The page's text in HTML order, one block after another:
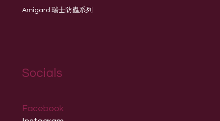
Amigard 瑞士防蟲系列
Socials
Facebook